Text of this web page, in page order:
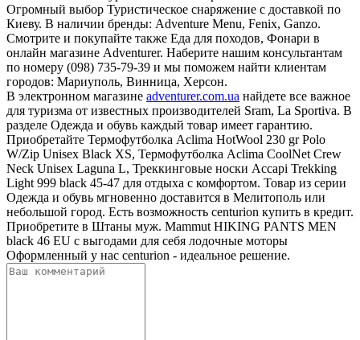
Огромный выбор Туристическое снаряжение с доставкой по
Киеву. В наличии бренды: Adventure Menu, Fenix, Ganzo.
Смотрите и покупайте также Еда для походов, Фонари в
онлайн магазине Adventurer. Наберите нашим консультантам
по номеру (098) 735-79-39 и мы поможем найти клиентам
городов: Мариуполь, Винница, Херсон.
В электронном магазине adventurer.com.ua найдете все важное
для туризма от известных производителей Sram, La Sportiva. В
разделе Одежда и обувь каждый товар имеет гарантию.
Приобретайте Термофутболка Aclima HotWool 230 gr Polo
W/Zip Unisex Black XS, Термофутболка Aclima CoolNet Crew
Neck Unisex Laguna L, Треккинговые носки Accapi Trekking
Light 999 black 45-47 для отдыха с комфортом. Товар из серии
Одежда и обувь мгновенно доставится в Мелитополь или
небольшой город. Есть возможность centurion купить в кредит.
Приобретите в Штаны муж. Mammut HIKING PANTS MEN
black 46 EU с выгодами для себя лодочные моторы
Оформленный у нас centurion - идеальное решение.